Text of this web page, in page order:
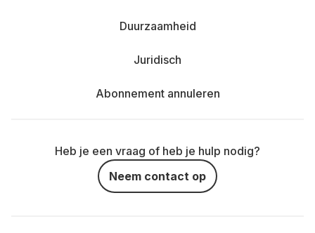
Duurzaamheid
Juridisch
Abonnement annuleren
Heb je een vraag of heb je hulp nodig?
Neem contact op